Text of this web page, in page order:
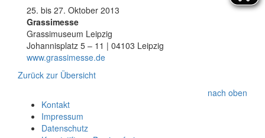
25. bis 27. Oktober 2013
Grassimesse
Grassimuseum Leipzig
Johannisplatz 5 – 11 | 04103 Leipzig
www.grassimesse.de
Zurück zur Übersicht
nach oben
Kontakt
Impressum
Datenschutz